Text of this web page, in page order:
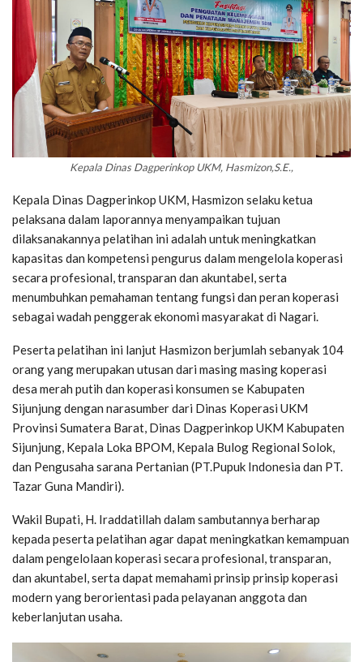
Kepala Dinas Dagperinkop UKM, Hasmizon,S.E.,
Kepala Dinas Dagperinkop UKM, Hasmizon selaku ketua
pelaksana dalam laporannya menyampaikan tujuan
dilaksanakannya pelatihan ini adalah untuk meningkatkan
kapasitas dan kompetensi pengurus dalam mengelola koperasi
secara profesional, transparan dan akuntabel, serta
menumbuhkan pemahaman tentang fungsi dan peran koperasi
sebagai wadah penggerak ekonomi masyarakat di Nagari.
Peserta pelatihan ini lanjut Hasmizon berjumlah sebanyak 104
orang yang merupakan utusan dari masing masing koperasi
desa merah putih dan koperasi konsumen se Kabupaten
Sijunjung dengan narasumber dari Dinas Koperasi UKM
Provinsi Sumatera Barat, Dinas Dagperinkop UKM Kabupaten
Sijunjung, Kepala Loka BPOM, Kepala Bulog Regional Solok,
dan Pengusaha sarana Pertanian (PT.Pupuk Indonesia dan PT.
Tazar Guna Mandiri).
Wakil Bupati, H. Iraddatillah dalam sambutannya berharap
kepada peserta pelatihan agar dapat meningkatkan kemampuan
dalam pengelolaan koperasi secara profesional, transparan,
dan akuntabel, serta dapat memahami prinsip prinsip koperasi
modern yang berorientasi pada pelayanan anggota dan
keberlanjutan usaha.